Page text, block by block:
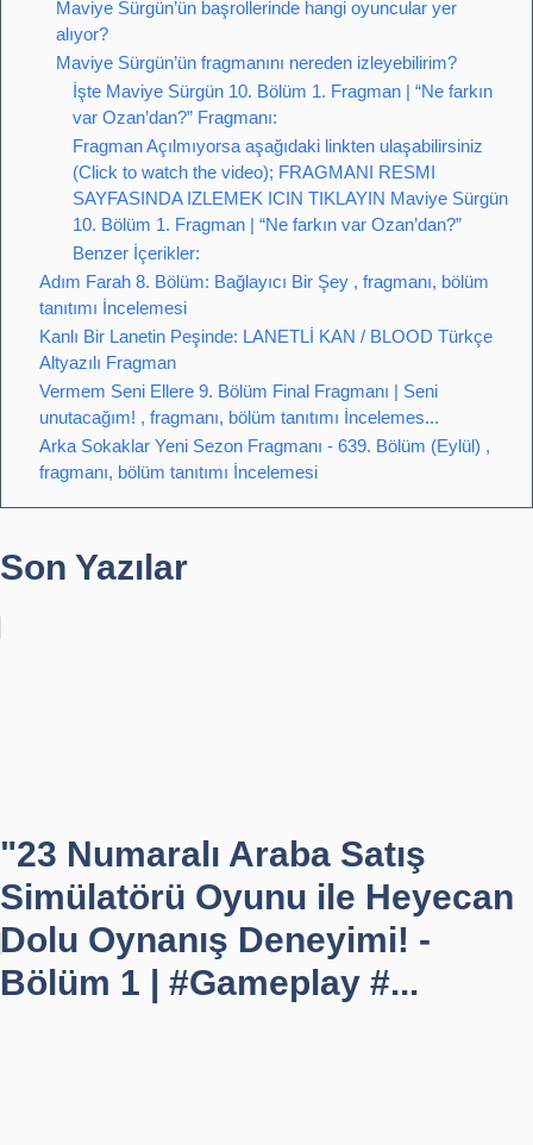
Maviye Sürgün’ün başrollerinde hangi oyuncular yer
alıyor?
Maviye Sürgün’ün fragmanını nereden izleyebilirim?
İşte Maviye Sürgün 10. Bölüm 1. Fragman | “Ne farkın
var Ozan’dan?” Fragmanı:
Fragman Açılmıyorsa aşağıdaki linkten ulaşabilirsiniz
(Click to watch the video); FRAGMANI RESMI
SAYFASINDA IZLEMEK ICIN TIKLAYIN Maviye Sürgün
10. Bölüm 1. Fragman | “Ne farkın var Ozan’dan?”
Benzer İçerikler:
Adım Farah 8. Bölüm: Bağlayıcı Bir Şey , fragmanı, bölüm
tanıtımı İncelemesi
Kanlı Bir Lanetin Peşinde: LANETLİ KAN / BLOOD Türkçe
Altyazılı Fragman
Vermem Seni Ellere 9. Bölüm Final Fragmanı | Seni
unutacağım! , fragmanı, bölüm tanıtımı İncelemes...
Arka Sokaklar Yeni Sezon Fragmanı - 639. Bölüm (Eylül) ,
fragmanı, bölüm tanıtımı İncelemesi
Son Yazılar
"23 Numaralı Araba Satış
Simülatörü Oyunu ile Heyecan
Dolu Oynanış Deneyimi! -
Bölüm 1 | #Gameplay #...